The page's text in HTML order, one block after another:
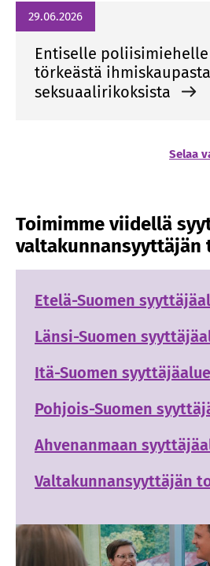
29.06.2026
Entiselle
törkeästä
seksuaalirikoksista
Selaa
Toimimme viidellä
valtakunnansyyttäjän
Etelä-Suomen
Länsi-Suomen
Itä-Suomen
Pohjois-Suomen
Ahvenanmaan
Valtakunnansyyttäjän